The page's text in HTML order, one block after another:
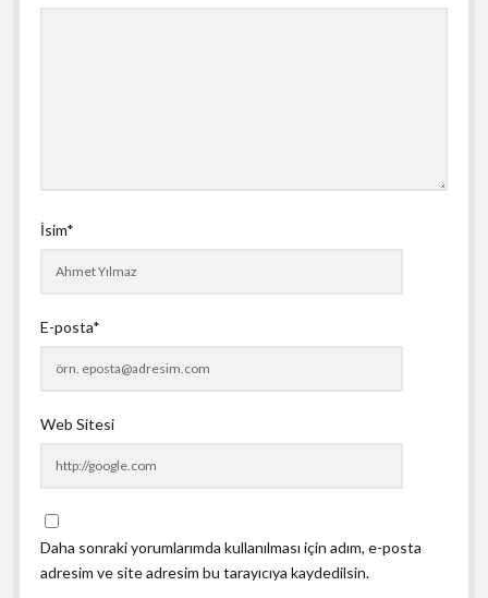
İsim*
E-posta*
Web Sitesi
Daha sonraki yorumlarımda kullanılması için adım, e-posta
adresim ve site adresim bu tarayıcıya kaydedilsin.